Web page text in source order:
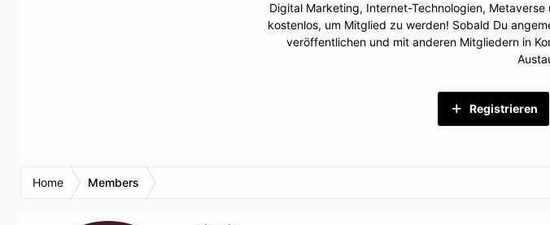
Digital Marketing, Internet-Technologien,
kostenlos, um Mitglied zu werden! Sobald Du
veröffentlichen und mit anderen Mitgliedern in
Registrieren
Home Members